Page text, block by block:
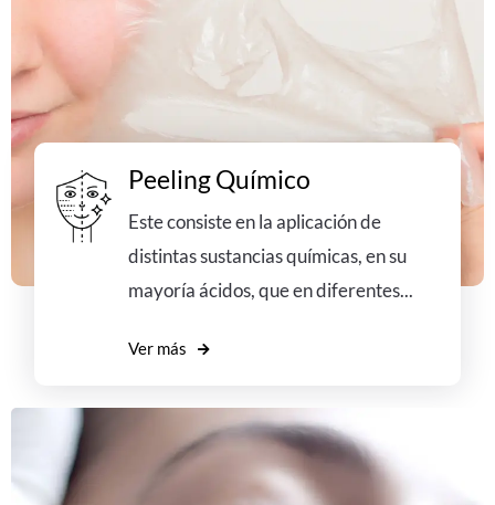
Peeling Químico
Este consiste en la aplicación de
distintas sustancias químicas, en su
mayoría ácidos, que en diferentes...
Ver más